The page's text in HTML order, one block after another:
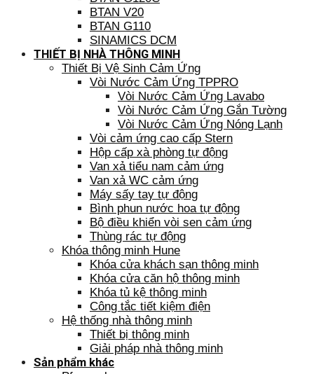
BTAN V20
BTAN G110
SINAMICS DCM
THIẾT BỊ NHÀ THÔNG MINH
Thiết Bị Vệ Sinh Cảm Ứng
Vòi Nước Cảm Ứng TPPRO
Vòi Nước Cảm Ứng Lavabo
Vòi Nước Cảm Ứng Gắn Tường
Vòi Nước Cảm Ứng Nóng Lạnh
Vòi cảm ứng cao cấp Stern
Hộp cấp xà phòng tự động
Van xả tiểu nam cảm ứng
Van xả WC cảm ứng
Máy sấy tay tự động
Bình phun nước hoa tự động
Bộ điều khiển vòi sen cảm ứng
Thùng rác tự động
Khóa thông minh Hune
Khóa cửa khách sạn thông minh
Khóa cửa căn hộ thông minh
Khóa tủ kệ thông minh
Công tắc tiết kiệm điện
Hệ thống nhà thông minh
Thiết bị thông minh
Giải pháp nhà thông minh
Sản phẩm khác